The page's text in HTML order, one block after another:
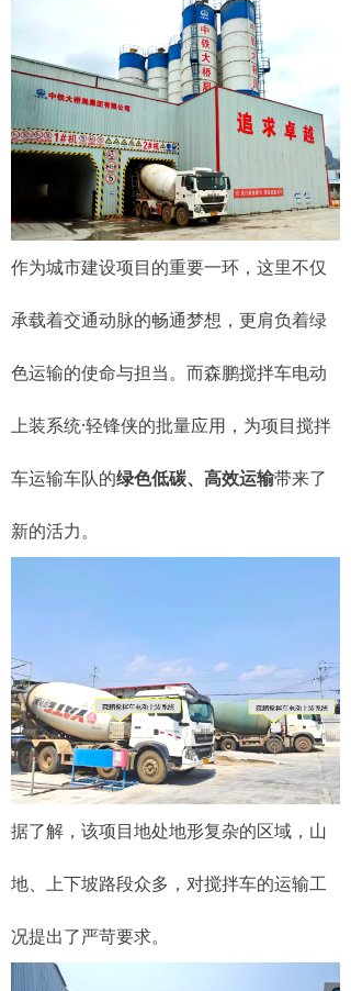
作为城市建设项目的重要一环，这里不仅
承载着交通动脉的畅通梦想，更肩负着绿
色运输的使命与担当。而森鹏搅拌车电动
上装系统·轻锋侠的批量应用，为项目搅拌
车运输车队的绿色低碳、高效运输带来了
新的活力。
据了解，该项目地处地形复杂的区域，山
地、上下坡路段众多，对搅拌车的运输工
况提出了严苛要求。